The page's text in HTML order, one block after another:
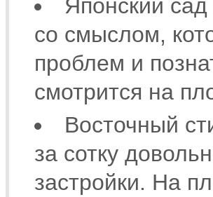
Японский
со смыслом,
проблем и
смотрится на
Восточный
за сотку
застройки. На